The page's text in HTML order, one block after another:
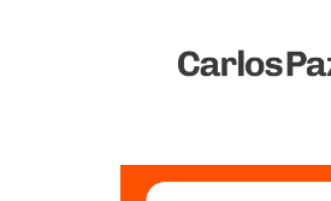
Vivo